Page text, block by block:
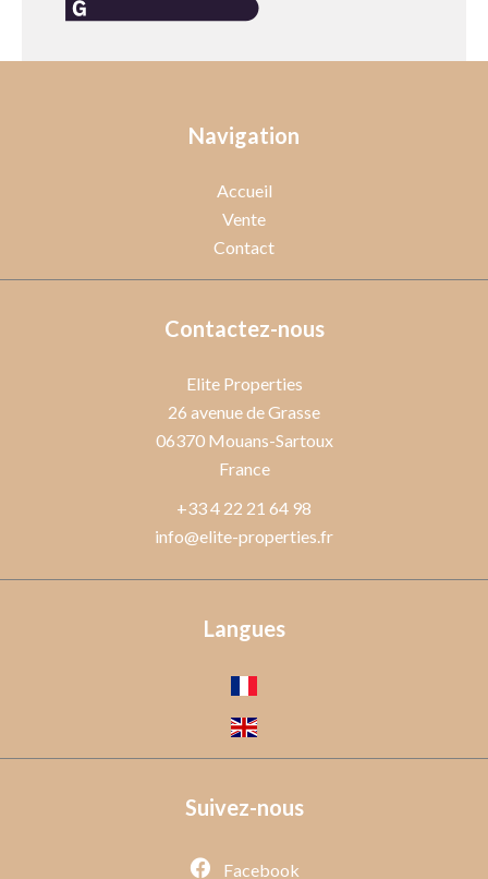
Navigation
Accueil
Vente
Contact
Contactez-nous
Elite Properties
26 avenue de Grasse
06370Mouans-Sartoux
France
+33 4 22 21 64 98
info@elite-properties.fr
Langues
Suivez-nous
Facebook